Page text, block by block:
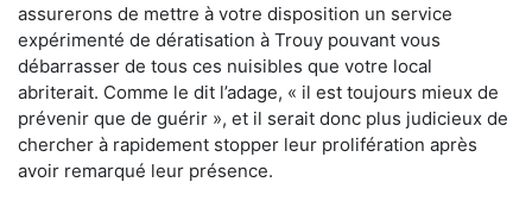
assurerons de mettre à votre disposition un service
expérimenté de dératisation à Trouy pouvant vous
débarrasser de tous ces nuisibles que votre local
abriterait. Comme le dit l’adage, « il est toujours mieux de
prévenir que de guérir », et il serait donc plus judicieux de
chercher à rapidement stopper leur prolifération après
avoir remarqué leur présence.